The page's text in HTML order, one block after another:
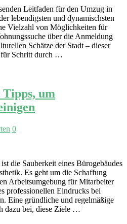
Leitfaden für den Umzug in
lebendigsten und dynamischsten
Vielzahl von Möglichkeiten für
über die Anmeldung
Schätze der Stadt – dieser
für Schritt durch …
um
0
die Sauberkeit eines Bürogebäudes
Es geht um die Schaffung
Arbeitsumgebung für Mitarbeiter
professionellen Eindrucks bei
Eine gründliche und regelmäßige
dazu bei, diese Ziele …